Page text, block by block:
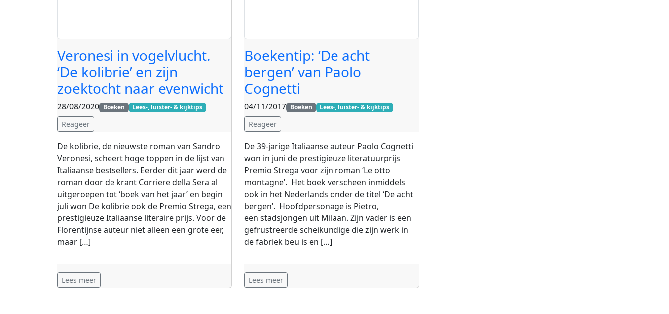
Veronesi in vogelvlucht.
‘De kolibrie’ en zijn
zoektocht naar evenwicht
28/08/2020 Boeken Lees-, luister- & kijktips
Reageer
De kolibrie, de nieuwste roman van Sandro
Veronesi, scheert hoge toppen in de lijst van
Italiaanse bestsellers. Eerder dit jaar werd de
roman door de krant Corriere della Sera al
uitgeroepen tot ‘boek van het jaar’ en begin
juli won De kolibrie ook de Premio Strega, een
prestigieuze Italiaanse literaire prijs. Voor de
Florentijnse auteur niet alleen een grote eer,
maar […]
Lees meer
Boekentip: ‘De acht
bergen’ van Paolo
Cognetti
04/11/2017 Boeken Lees-, luister- & kijktips
Reageer
De 39-jarige Italiaanse auteur Paolo Cognetti
won in juni de prestigieuze literatuurprijs
Premio Strega voor zijn roman ‘Le otto
montagne’. Het boek verscheen inmiddels
ook in het Nederlands onder de titel ‘De acht
bergen’. Hoofdpersonage is Pietro,
een stadsjongen uit Milaan. Zijn vader is een
gefrustreerde scheikundige die zijn werk in
de fabriek beu is en […]
Lees meer